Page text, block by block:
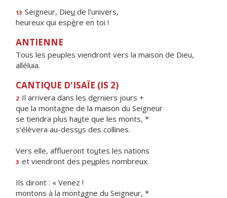
13 Seigneur, Dieu de l’univers,
heureux qui espère en toi !
ANTIENNE
Tous les peuples viendront vers la maison de Dieu,
alléluia.
CANTIQUE D'ISAÏE (IS 2)
2 Il arrivera dans les derniers jours +
que la montagne de la maison du Seigneur
se tiendra plus haute que les monts, *
s'élèvera au-dessus des collines.
Vers elle, afflueront toutes les nations
3 et viendront des peuples nombreux.
Ils diront : « Venez !
montons à la montagne du Seigneur, *